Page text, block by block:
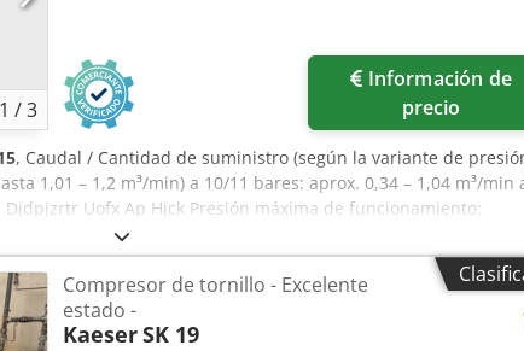
1 /3
precio
, Caudal / Cantidad de suministro (según la variante de
1,01 – 1,2 m³/min) a 10/11 bares: aprox. 0,34 – 1,04 m³/min
Djdpjzrtr Uofx Ap Hjck Presión máxima de funcionamiento:
y dimensiones: Depósito de aire comprimido: 270 litros
integrado (refrigerante ecológico) Nivel de presión
durante el funcionamiento) Dimensiones (ancho x profundidad
aprox. 220-240 kg (varía ligeramente según la versión)
Compresor de tornillo - Excelente
estado -
KaeserSK 19